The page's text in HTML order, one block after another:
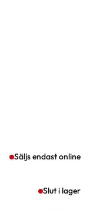
Säljs endast online
Slut i lager